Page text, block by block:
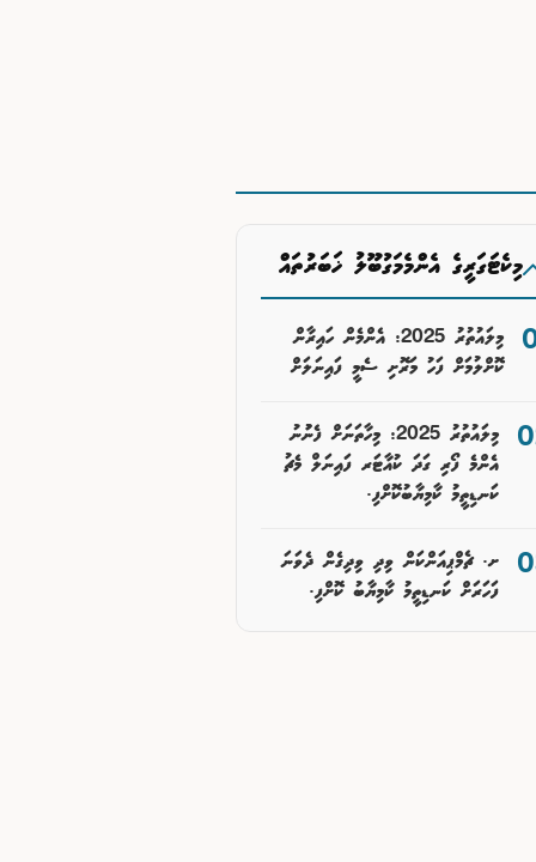
މިކެޓަގަރީގެ އެންމެމަގުބޫލު ޚަބަރުތައް
މިލައުތުރު 2025: އެންމެން ހައިރާން
ކޮށްލުމަށް ފަހު މަރޮށި ސެމީ ފައިނަލަށް
މިލައުތުރު 2025: މިހާތަނަށް ފެނުުނު
އެންމެ ފޯރި ގަދަ ކުއާޓަރ ފައިނަލް މެޗު
ކަނޑިތީމު ކާމިޔާބުކޮށްފި.
ށ. ޗެމްޕިއަންކަން ވިދި ވިދިގެން ދެވަނަ
ފަހަރަށް ކަނޑިތީމު ކާމިޔާބު ކޮށްފި.